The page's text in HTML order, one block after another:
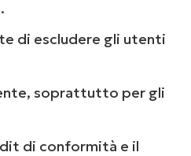
.
di escludere gli utenti
soprattutto per gli
di conformità e il